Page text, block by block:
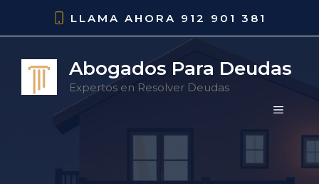
LLAMA AHORA 912 901 381
Abogados Para Deudas
Expertos en Resolver Deudas
MENÚ